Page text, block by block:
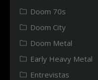
Doom 70s
Doom City
Doom Metal
Early Heavy Metal
Entrevistas